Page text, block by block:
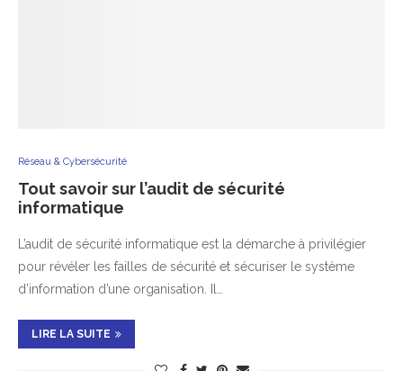
Réseau & Cybersécurité
Tout savoir sur l’audit de sécurité
informatique
L’audit de sécurité informatique est la démarche à privilégier
pour révéler les failles de sécurité et sécuriser le système
d’information d’une organisation. Il…
LIRE LA SUITE